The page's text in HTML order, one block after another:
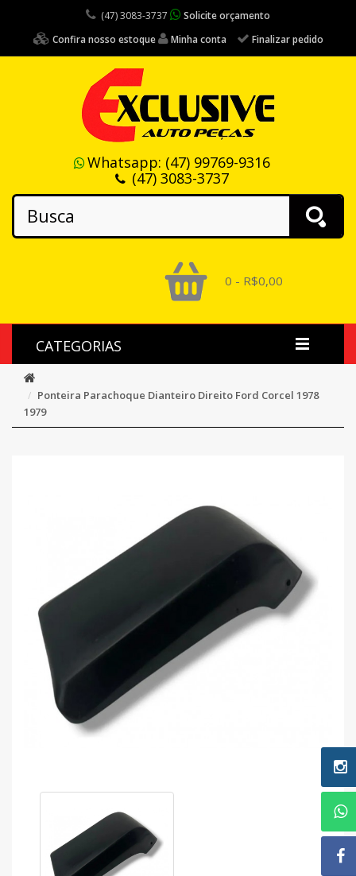
(47) 3083-3737
Solicite orçamento
Confira nosso estoque
Minha conta Finalizar pedido
Whatsapp: (47) 99769-9316
(47) 3083-3737
0 - R$0,00
CATEGORIAS
Ponteira Parachoque Dianteiro Direito Ford Corcel 1978
1979